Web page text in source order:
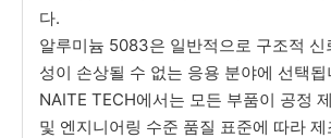
다.
알루미늄 5083은 일반적으로 구조적 신
성이 손상될 수 없는 응용 분야에 선택됩
NAITE TECH에서는 모든 부품이 공정
및 엔지니어링 수준 품질 표준에 따라